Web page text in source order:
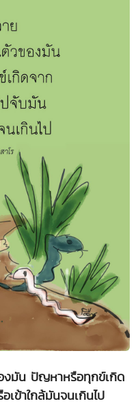
งมัน ปัญหาหรือทุกข์เกิด
เข้าใกล้มันจนเกินไป